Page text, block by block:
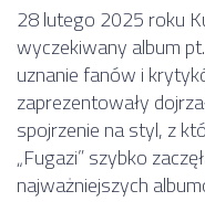
28 lutego 2025 roku
wyczekiwany album
uznanie fanów i
zaprezentowały
spojrzenie na styl, z
„Fugazi” szybko
najważniejszych